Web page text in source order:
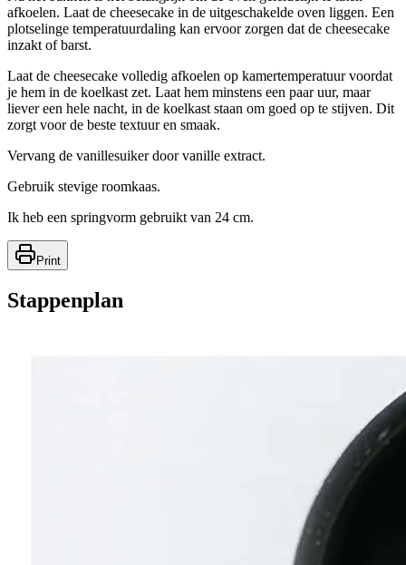
afkoelen. Laat de cheesecake in de uitgeschakelde oven liggen. Een
plotselinge temperatuurdaling kan ervoor zorgen dat de cheesecake
inzakt of barst.
Laat de cheesecake volledig afkoelen op kamertemperatuur voordat
je hem in de koelkast zet. Laat hem minstens een paar uur, maar
liever een hele nacht, in de koelkast staan om goed op te stijven. Dit
zorgt voor de beste textuur en smaak.
Vervang de vanillesuiker door vanille extract.
Gebruik stevige roomkaas.
Ik heb een springvorm gebruikt van 24 cm.
Print
Stappenplan